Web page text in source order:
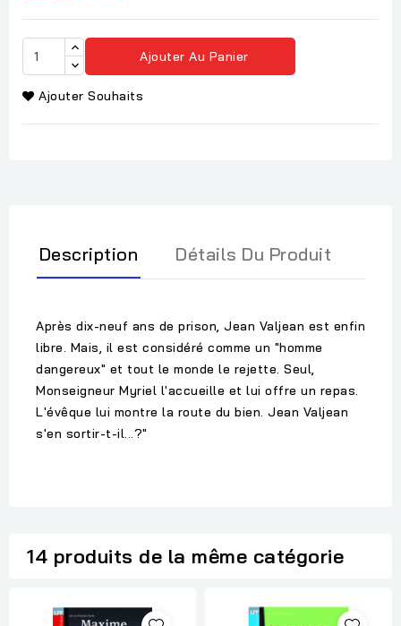
Ajouter Au Panier
Ajouter Souhaits
Description Détails Du Produit
Après dix-neuf ans de prison, Jean Valjean est enfin
libre. Mais, il est considéré comme un "homme
dangereux" et tout le monde le rejette. Seul,
Monseigneur Myriel l'accueille et lui offre un repas.
L'évêque lui montre la route du bien. Jean Valjean
s'en sortir-t-il...?"
14 produits de la même catégorie